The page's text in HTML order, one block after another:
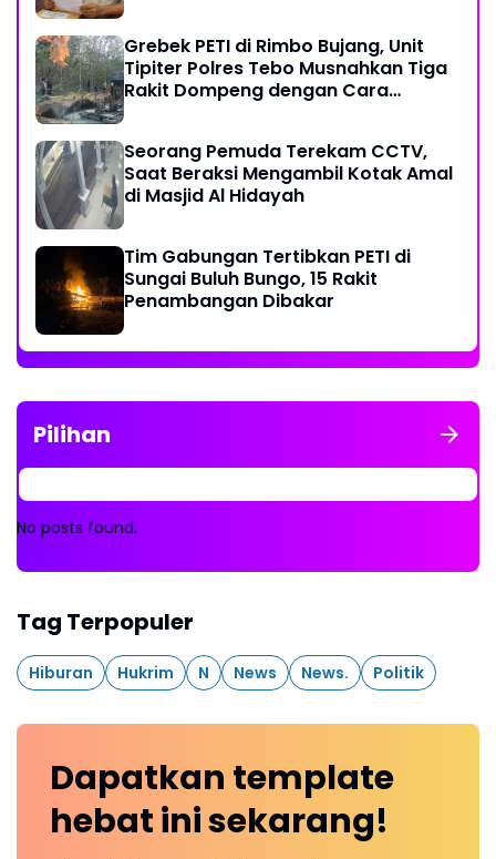
Grebek PETI di Rimbo Bujang, Unit
Tipiter Polres Tebo Musnahkan Tiga
Rakit Dompeng dengan Cara
Seorang Pemuda Terekam CCTV,
Saat Beraksi Mengambil Kotak Amal
di Masjid Al Hidayah
Tim Gabungan Tertibkan PETI di
Sungai Buluh Bungo, 15 Rakit
Penambangan Dibakar
Pilihan
No posts found.
Tag Terpopuler
Hiburan Hukrim N News News. Politik
Dapatkan template
hebat inisekarang!